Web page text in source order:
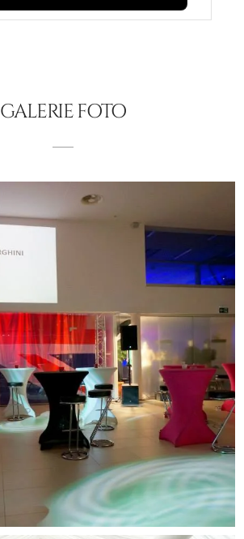
GALERIE FOTO